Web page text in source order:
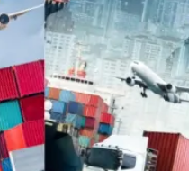
Pet Malzemeleri